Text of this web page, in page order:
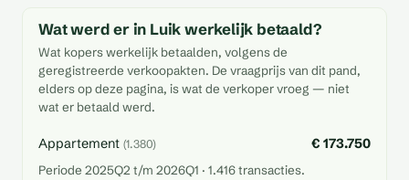
Wat werd er in Luik werkelijk betaald?
Wat kopers werkelijk betaalden, volgens de
geregistreerde verkoopakten. De vraagprijs van dit pand,
elders op deze pagina, is wat de verkoper vroeg — niet
wat er betaald werd.
Appartement (1.380) € 173.750
Periode 2025Q2 t/m 2026Q1 · 1.416 transacties.